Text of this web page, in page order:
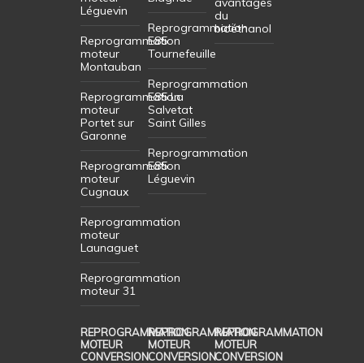
Léguevin
Reprogrammation
moteur
Montauban
Reprogrammation
moteur
Portet sur
Garonne
Reprogrammation
moteur
Cugnaux
Reprogrammation
moteur
Launaguet
Reprogrammation
moteur 31
Reprogrammation
E85
Tournefeuille
Reprogrammation
E85 La
Salvetat
Saint Gilles
Reprogrammation
E85
Léguevin
du
bioéthanol
REPROGRAMMATION
MOTEUR
CONVERSION
REPROGRAMMATION
MOTEUR
CONVERSION
REPROGRAMMATION
MOTEUR
CONVERSION